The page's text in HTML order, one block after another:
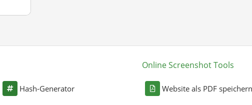
Hash-Generator
Online Screenshot Tools
Website als PDF speichern